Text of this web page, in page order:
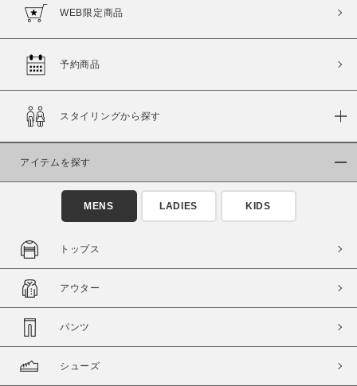
商品タイプ
通常商品
セール価格 WEB限定
在庫
在庫あり
WEB限定商品
予約商品
スタイリングから探す
アイテムを探す
MENS LADIES KIDS
トップス
アウター
パンツ
シューズ